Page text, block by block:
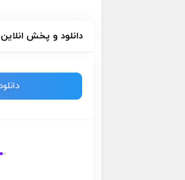
دانلود و پخش انلاین